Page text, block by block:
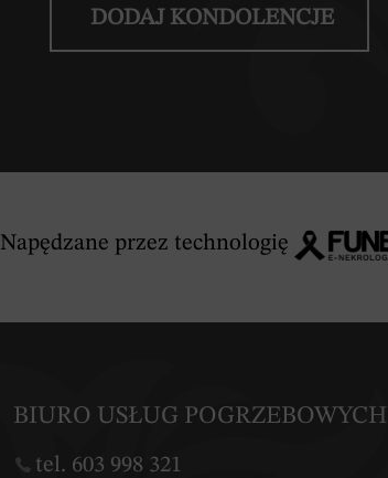
DODAJ KONDOLENCJE
Napędzane przez technologię
BIURO USŁUG POGRZEBOWYCH
tel. 603 998 321